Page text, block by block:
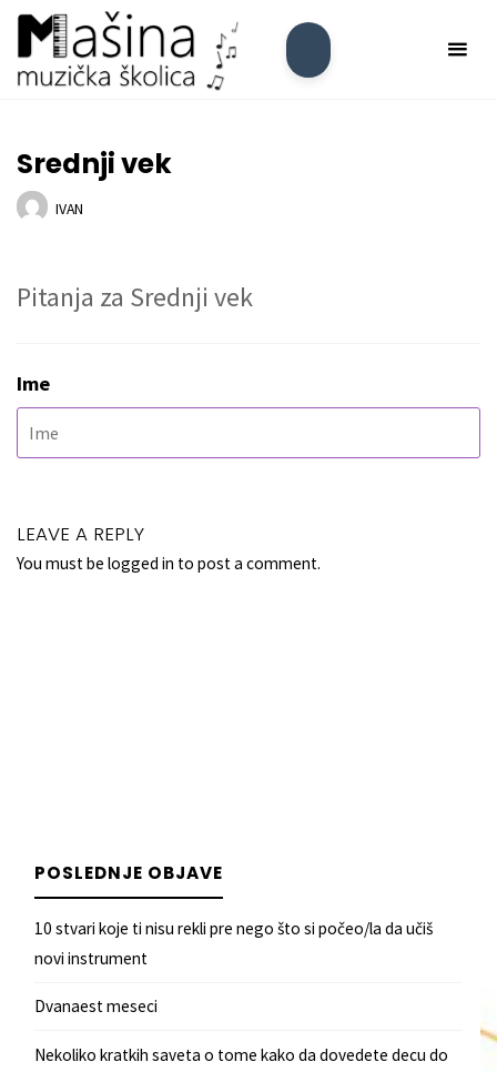
Skip
content
Mašina
Muzička
Srednji vek
IVAN
Pitanja za Srednji vek
Ime
LEAVE A REPLY
You must belogged in to post a comment.
POSLEDNJE OBJAVE
10 stvari koje ti nisu rekli pre nego što si počeo/la da učiš
novi instrument
Dvanaest meseci
Nekoliko kratkih saveta o tome kako da dovedete decu do